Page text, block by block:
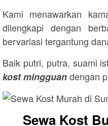
Kami menawarkan
dilengkapi dengan
bervariasi tergantung
Baik putri, putra, suami
kost mingguandengan
Sewa Kost